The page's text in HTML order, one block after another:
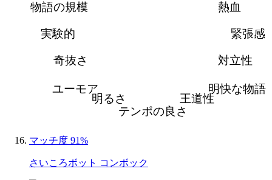
熱血
緊張感
対立性
明快な物語
王道性
テンポの良さ
明るさ
ユーモア
奇抜さ
実験的
物語の規模
マッチ度 91%
さいころボット コンボック